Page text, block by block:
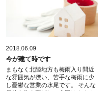
2018.06.09
今が建て時です
まもなく北陸地方も梅雨入り間近
な雰囲気が漂い、苦手な梅雨に少
し憂鬱な営業の水尾です。 そんな